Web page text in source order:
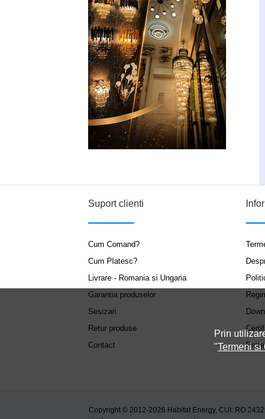
Suport clienti
Cum Comand?
Cum Platesc?
Livrare - Romania si Ungaria
Garantia produselor
Sesizari
Retur produse
Contact
Copyright © 2012-2026 Habitat Energy, CUI: RO
Prin
"Termeni si